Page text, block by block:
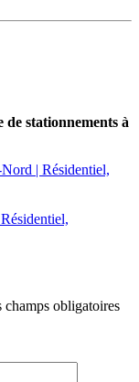
de stationnements à
| Résidentiel,
champs obligatoires